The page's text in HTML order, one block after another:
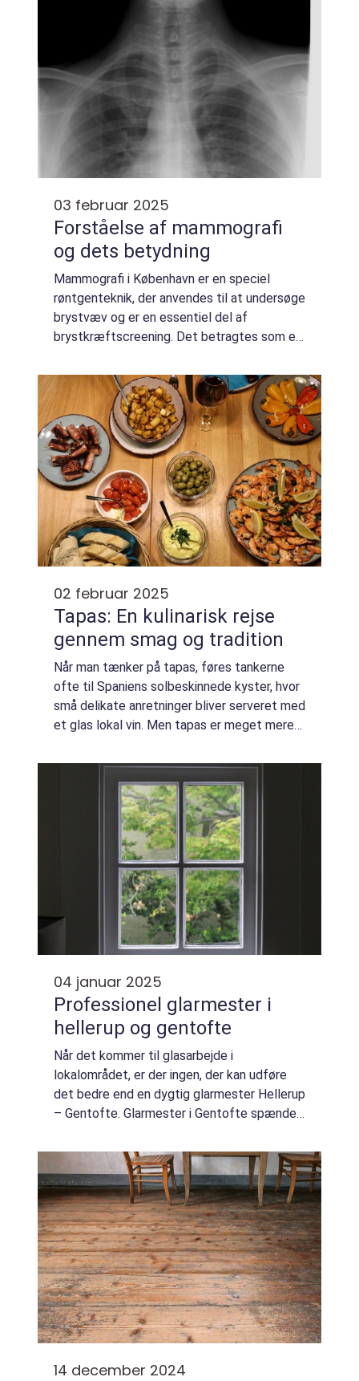
03 februar 2025
Forståelse af mammografi
og dets betydning
Mammografi i København er en speciel
røntgenteknik, der anvendes til at undersøge
brystvæv og er en essentiel del af
brystkræftscreening. Det betragtes som en
brystkræft og ...
02 februar 2025
Tapas: En kulinarisk rejse
gennem smag og tradition
Når man tænker på tapas, føres tankerne
ofte til Spaniens solbeskinnede kyster, hvor
små delikate anretninger bliver serveret med
et glas lokal vin. Men tapas er meget mere
04 januar 2025
Professionel glarmester i
hellerup og gentofte
Når det kommer til glasarbejde i
lokalområdet, er der ingen, der kan udføre
det bedre end en dygtig glarmester Hellerup
– Gentofte. Glarmester i Gentofte spænder
reparationer, indramni...
14 december 2024